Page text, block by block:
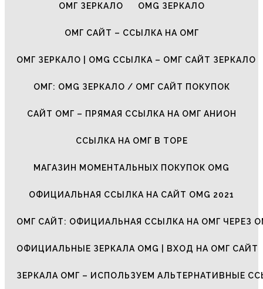
ОМГ ЗЕРКАЛО OMG ЗЕРКАЛО
ОМГ САЙТ – ССЫЛКА НА ОМГ
ОМГ ЗЕРКАЛО | OMG ССЫЛКА – ОМГ САЙТ ЗЕРКАЛО
ОМГ: OMG ЗЕРКАЛО / ОМГ САЙТ ПОКУПОК
САЙТ ОМГ – ПРЯМАЯ ССЫЛКА НА ОМГ АНИОН
ССЫЛКА НА ОМГ В ТОРЕ
МАГАЗИН МОМЕНТАЛЬНЫХ ПОКУПОК OMG
ОФИЦИАЛЬНАЯ ССЫЛКА НА САЙТ OMG 2021
ОМГ САЙТ: ОФИЦИАЛЬНАЯ ССЫЛКА НА ОМГ ЧЕРЕЗ
ОФИЦИАЛЬНЫЕ ЗЕРКАЛА OMG | ВХОД НА ОМГ САЙТ
ЗЕРКАЛА ОМГ – ИСПОЛЬЗУЕМ АЛЬТЕРНАТИВНЫЕ